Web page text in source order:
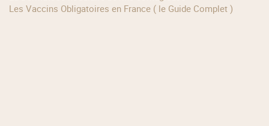
Les Vaccins Obligatoires en France ( le Guide Complet )